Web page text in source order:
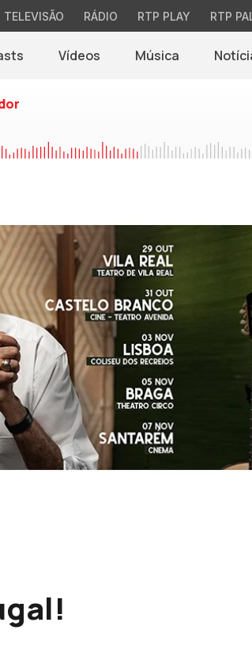
TELEVISÃO RÁDIO RTP PLAY RTP
Vídeos Música